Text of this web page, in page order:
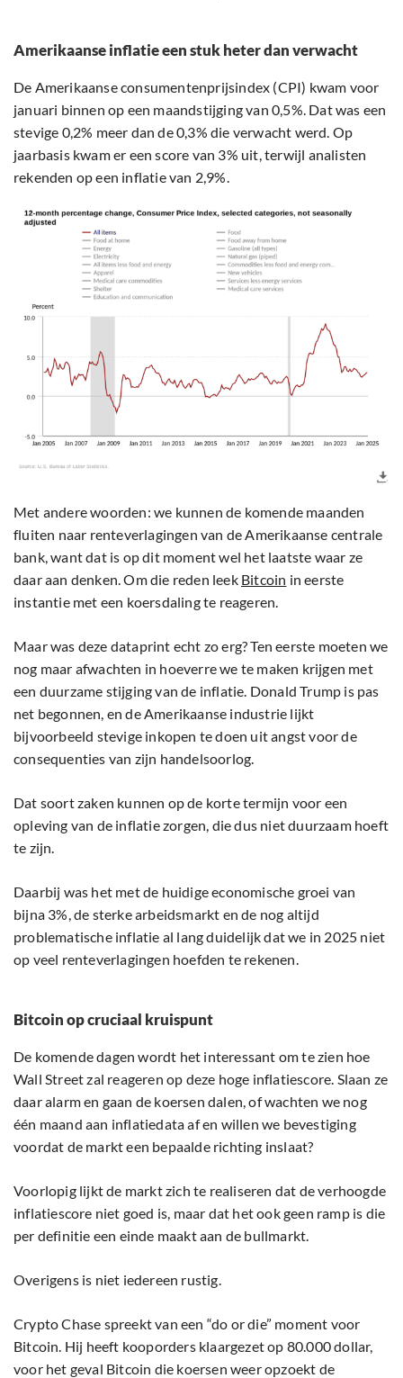
Amerikaanse inflatie een stuk heter dan verwacht
De Amerikaanse consumentenprijsindex (CPI) kwam voor
januari binnen op een maandstijging van 0,5%. Dat was een
stevige 0,2% meer dan de 0,3% die verwacht werd. Op
jaarbasis kwam er een score van 3% uit, terwijl analisten
rekenden op een inflatie van 2,9%.
Met andere woorden: we kunnen de komende maanden
fluiten naar renteverlagingen van de Amerikaanse centrale
bank, want dat is op dit moment wel het laatste waar ze
daar aan denken. Om die reden leek Bitcoin in eerste
instantie met een koersdaling te reageren.
Maar was deze dataprint echt zo erg? Ten eerste moeten we
nog maar afwachten in hoeverre we te maken krijgen met
een duurzame stijging van de inflatie. Donald Trump is pas
net begonnen, en de Amerikaanse industrie lijkt
bijvoorbeeld stevige inkopen te doen uit angst voor de
consequenties van zijn handelsoorlog.
Dat soort zaken kunnen op de korte termijn voor een
opleving van de inflatie zorgen, die dus niet duurzaam hoeft
te zijn.
Daarbij was het met de huidige economische groei van
bijna 3%, de sterke arbeidsmarkt en de nog altijd
problematische inflatie al lang duidelijk dat we in 2025 niet
op veel renteverlagingen hoefden te rekenen.
Bitcoin op cruciaal kruispunt
De komende dagen wordt het interessant om te zien hoe
Wall Street zal reageren op deze hoge inflatiescore. Slaan ze
daar alarm en gaan de koersen dalen, of wachten we nog
één maand aan inflatiedata af en willen we bevestiging
voordat de markt een bepaalde richting inslaat?
Voorlopig lijkt de markt zich te realiseren dat de verhoogde
inflatiescore niet goed is, maar dat het ook geen ramp is die
per definitie een einde maakt aan de bullmarkt.
Overigens is niet iedereen rustig.
Crypto Chase spreekt van een “do or die” moment voor
Bitcoin. Hij heeft kooporders klaargezet op 80.000 dollar,
voor het geval Bitcoin die koersen weer opzoekt de